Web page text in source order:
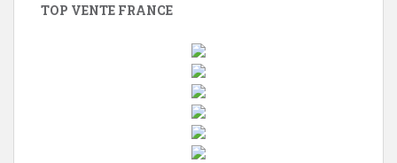
TOP VENTE FRANCE